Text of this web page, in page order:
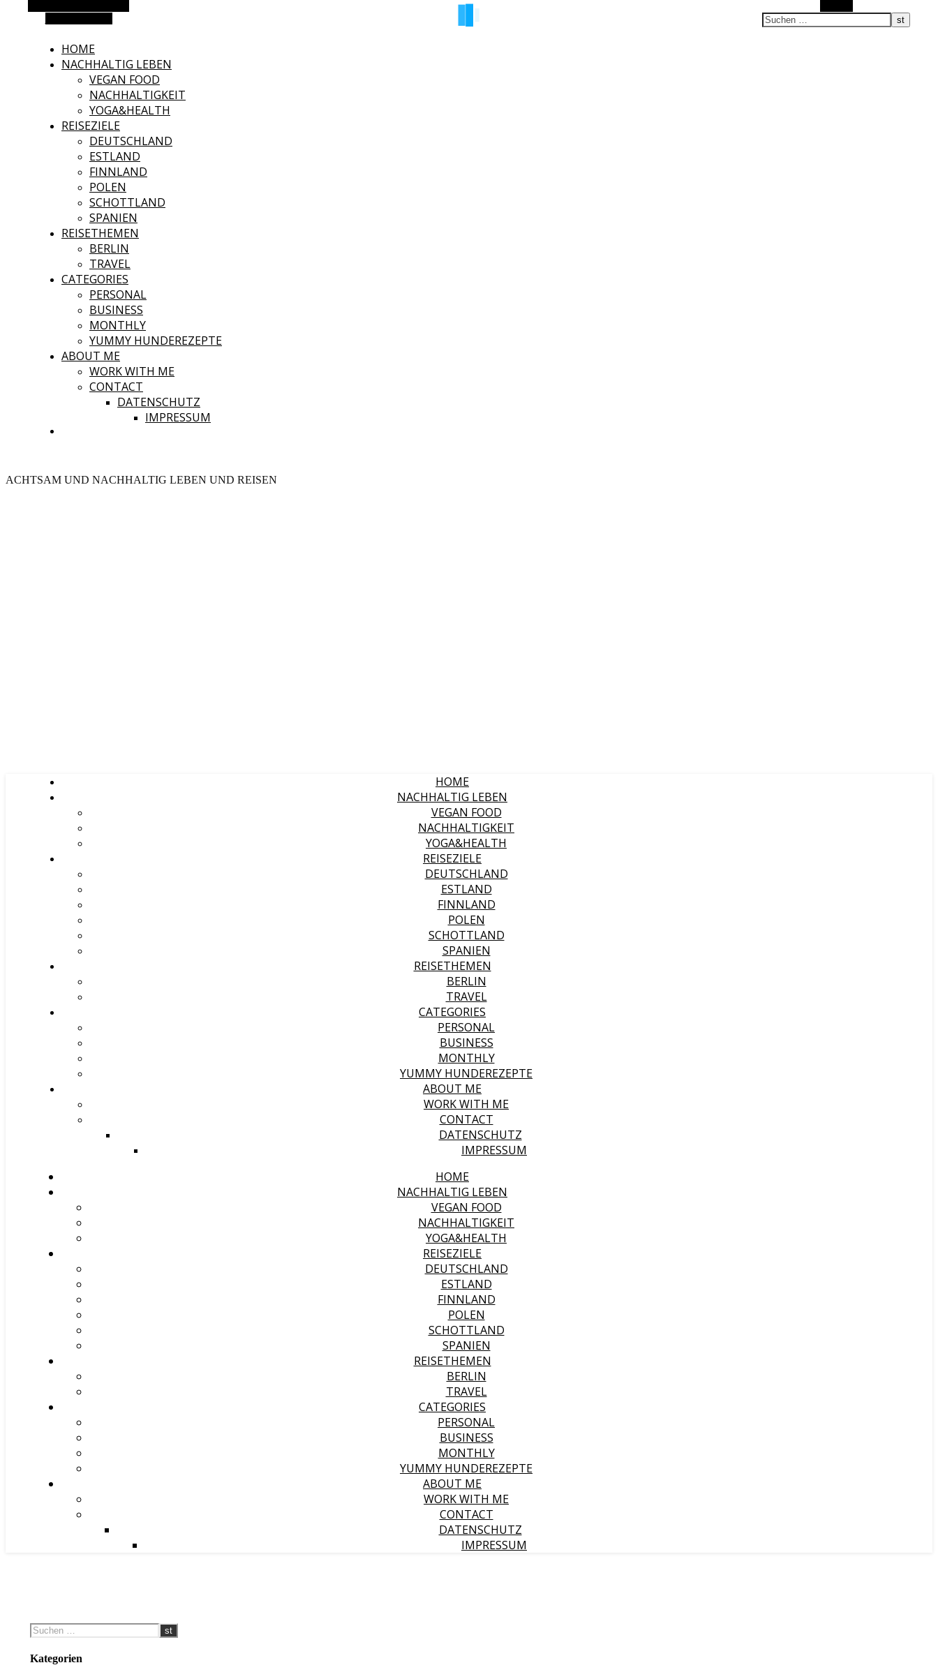
HOME
NACHHALTIG LEBEN
VEGAN FOOD
NACHHALTIGKEIT
YOGA&HEALTH
REISEZIELE
DEUTSCHLAND
ESTLAND
FINNLAND
POLEN
SCHOTTLAND
SPANIEN
REISETHEMEN
BERLIN
TRAVEL
CATEGORIES
PERSONAL
BUSINESS
MONTHLY
YUMMY HUNDEREZEPTE
ABOUT ME
WORK WITH ME
CONTACT
DATENSCHUTZ
IMPRESSUM
ACHTSAM UND NACHHALTIG LEBEN UND REISEN
HOME
NACHHALTIG LEBEN
VEGAN FOOD
NACHHALTIGKEIT
YOGA&HEALTH
REISEZIELE
DEUTSCHLAND
ESTLAND
FINNLAND
POLEN
SCHOTTLAND
SPANIEN
REISETHEMEN
BERLIN
TRAVEL
CATEGORIES
PERSONAL
BUSINESS
MONTHLY
YUMMY HUNDEREZEPTE
ABOUT ME
WORK WITH ME
CONTACT
DATENSCHUTZ
IMPRESSUM
HOME
NACHHALTIG LEBEN
VEGAN FOOD
NACHHALTIGKEIT
YOGA&HEALTH
REISEZIELE
DEUTSCHLAND
ESTLAND
FINNLAND
POLEN
SCHOTTLAND
SPANIEN
REISETHEMEN
BERLIN
TRAVEL
CATEGORIES
PERSONAL
BUSINESS
MONTHLY
YUMMY HUNDEREZEPTE
ABOUT ME
WORK WITH ME
CONTACT
DATENSCHUTZ
IMPRESSUM
Kategorien